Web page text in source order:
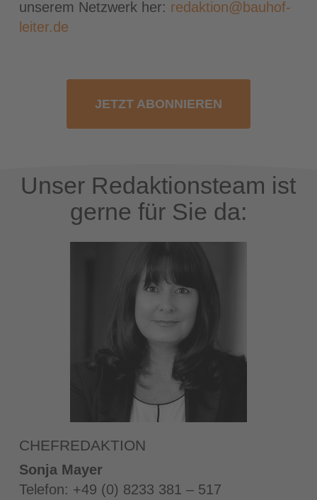
unserem Netzwerk her: redaktion@bauhof-
leiter.de
JETZT ABONNIEREN
Unser Redaktionsteam ist
gerne für Sie da:
CHEFREDAKTION
Sonja Mayer
Telefon: +49 (0) 8233 381 – 517